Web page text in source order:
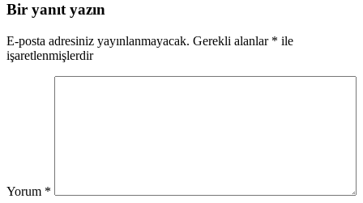
Bir yanıt yazın
E-posta adresiniz yayınlanmayacak. Gerekli alanlar * ile
işaretlenmişlerdir
Yorum *